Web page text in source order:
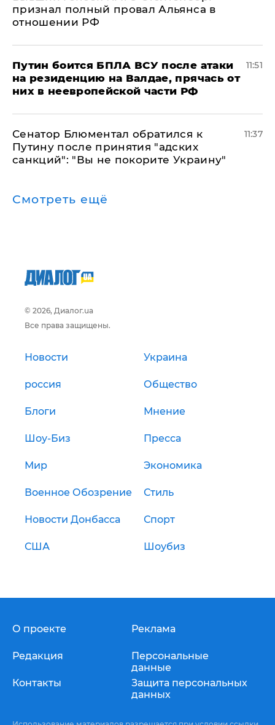
признал полный провал Альянса в
отношении РФ
Путин боится БПЛА ВСУ после атаки
на резиденцию на Валдае, прячась от
них в неевропейской части РФ
11:51
Сенатор Блюментал обратился к
Путину после принятия "адских
санкций": "Вы не покорите Украину"
11:37
Смотреть ещё
© 2026, Диалог.ua
Все права защищены.
Новости Украина
россия Общество
Блоги Мнение
Шоу-Биз Пресса
Мир Экономика
Военное Обозрение Стиль
Новости Донбасса Спорт
США Шоубиз
О проекте
Редакция
Контакты
Реклама
Персональные
данные
Защита персональных
данных